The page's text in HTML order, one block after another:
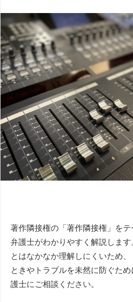
著作隣接権の「著作隣接権」を
弁護士がわかりやすく解説します
とはなかなか理解しにくいため
ときやトラブルを未然に防ぐた
護士にご相談ください。